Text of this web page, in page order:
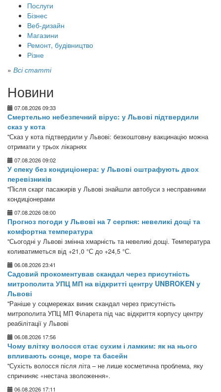
Послуги
Бізнес
Веб-дизайн
Магазини
Ремонт, будівництво
Різне
» Всі статті
Новини
07.08.2026 09:33
Смертельно небезпечний вірус: у Львові підтвердили
сказ у кота
"Сказ у кота підтвердили у Львові: безкоштовну вакцинацію можна
отримати у трьох лікарнях
07.08.2026 09:02
У спеку без кондиціонера: у Львові оштрафують двох
перевізників
"Після скарг пасажирів у Львові знайшли автобуси з несправними
кондиціонерами
07.08.2026 08:00
Прогноз погоди у Львові на 7 серпня: невеликі дощі та
комфортна температура
"Сьогодні у Львові змінна хмарність та невеликі дощі. Температура
коливатиметься від +21,0 °С до +24,5 °С.
06.08.2026 23:41
Садовий прокоментував скандал через присутність
митрополита УПЦ МП на відкритті центру UNBROKEN у
Львові
"Раніше у соцмережах виник скандал через присутність
митрополита УПЦ МП Філарета під час відкриття корпусу центру
реабілітації у Львові
06.08.2026 17:56
Чому влітку волосся стає сухим і ламким: як на нього
впливають сонце, море та басейн
"Сухість волосся після літа – не лише косметична проблема, яку
спричиняє «нестача зволоження».
06.08.2026 17:11